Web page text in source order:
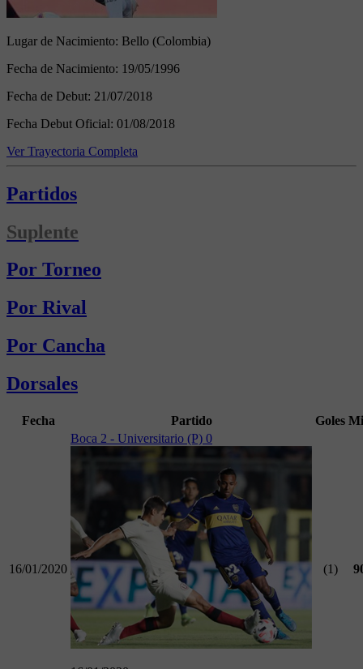
Lugar de Nacimiento: Bello (Colombia)
Fecha de Nacimiento: 19/05/1996
Fecha de Debut: 21/07/2018
Fecha Debut Oficial: 01/08/2018
Ver Trayectoria Completa
Partidos
Suplente
Por Torneo
Por Rival
Por Cancha
Dorsales
Fecha Partido Goles
16/01/2020
Boca 2 - Universitario (P) 0
(1)